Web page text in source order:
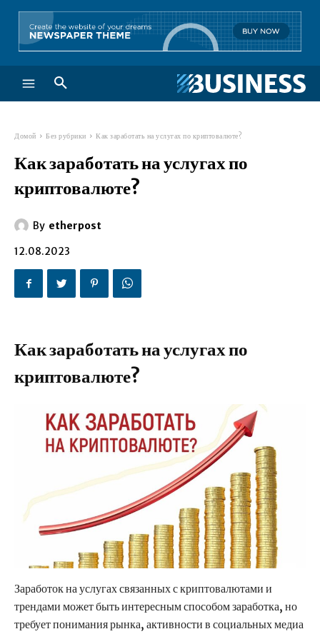
Домой Без рубрики Как заработать на услугах по криптовалюте?
Как заработать на услугах по
криптовалюте?
By etherpost
12.08.2023
Как заработать на услугах по
криптовалюте?
Заработок на услугах связанных с криптовалютами и
трендами может быть интересным способом заработка, но
требует понимания рынка, активности в социальных медиа